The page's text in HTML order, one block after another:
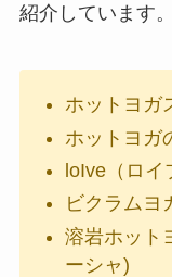
紹介しています。
ホットヨガ
ホットヨガ
loIve（ロイ
ビクラムヨ
溶岩ホット
ーシャ)